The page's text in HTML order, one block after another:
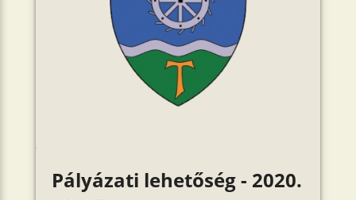
Pályázati lehetőség - 2020.